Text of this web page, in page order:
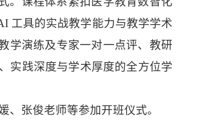
工具的实战教学能力与教学学术
学演练及专家一对一点评、教研
实践深度与学术厚度的全方位学
张俊老师等参加开班仪式。